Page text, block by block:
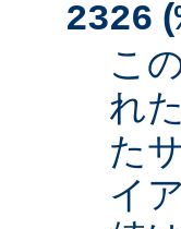
2326 (
こ
れ
た
イ